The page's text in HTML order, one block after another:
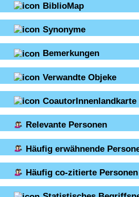
BiblioMap
Synonyme
Bemerkungen
Verwandte Objeke
CoautorInnenlandkarte
Relevante Personen
Häufig erwähnende
Häufig co-zitierte Personen